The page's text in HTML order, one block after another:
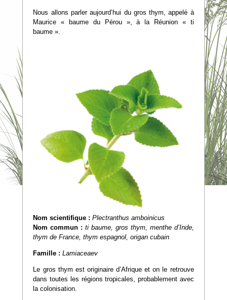
Nous allons parler aujourd’hui du gros thym, appelé à
Maurice « baume du Pérou », à la Réunion « ti
baume ».
Nom scientifique : Plectranthus amboinicus
Nom commun :ti baume, gros thym, menthe d’Inde,
thym de France, thym espagnol, origan cubain
Famille : Lamiaceaev
Le gros thym est originaire d’Afrique et on le retrouve
dans toutes les régions tropicales, probablement avec
la colonisation.